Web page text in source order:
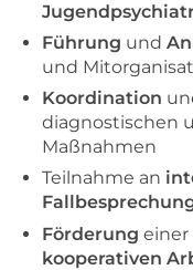
Führung und
und
Koordination
diagnostischen
Maßnahmen
Teilnahme an
Förderung einer
kooperativen